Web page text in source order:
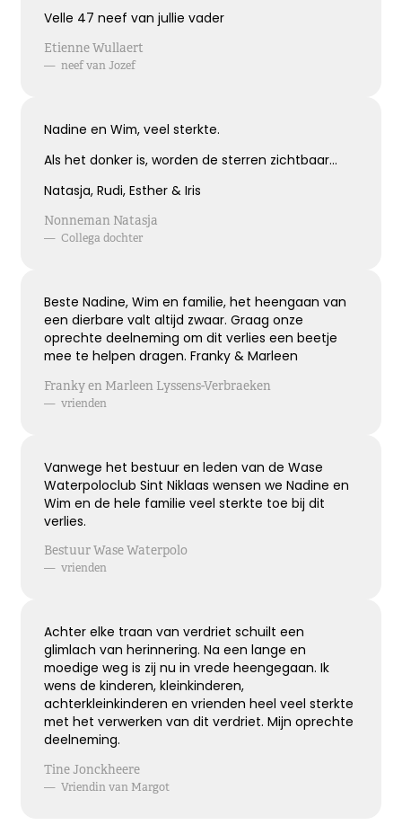
Velle 47 neef van jullie vader
Etienne Wullaert
— neef van Jozef
Nadine en Wim, veel sterkte.
Als het donker is, worden de sterren zichtbaar…
Natasja, Rudi, Esther & Iris
Nonneman Natasja
— Collega dochter
Beste Nadine, Wim en familie, het heengaan van
een dierbare valt altijd zwaar. Graag onze
oprechte deelneming om dit verlies een beetje
mee te helpen dragen. Franky & Marleen
Franky en Marleen Lyssens-Verbraeken
— vrienden
Vanwege het bestuur en leden van de Wase
Waterpoloclub Sint Niklaas wensen we Nadine en
Wim en de hele familie veel sterkte toe bij dit
verlies.
Bestuur Wase Waterpolo
— vrienden
Achter elke traan van verdriet schuilt een
glimlach van herinnering. Na een lange en
moedige weg is zij nu in vrede heengegaan. Ik
wens de kinderen, kleinkinderen,
achterkleinkinderen en vrienden heel veel sterkte
met het verwerken van dit verdriet. Mijn oprechte
deelneming.
Tine Jonckheere
— Vriendin van Margot
Broosheid van het leven
We beseffen nu meer dan ooit,
Kies dit gedicht
Terugdenken met sterkte
Met een glimlach en een traan
Onvoorstelbaar
Dat het leven gewoon doorgaat
Veel sterkte gewenst ...
Het grote gemis
Hoe verdrietig
Dat diegene die zo dierbaar was
Kies dit gedicht
Blijvende herinneringen
De foto’s, de herinneringen, de liefde in je hart, ze
zullen blijven.